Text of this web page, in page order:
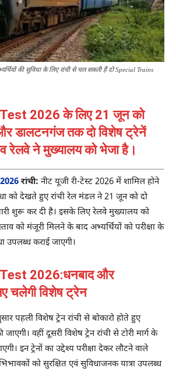
की सुविधा के लिए रांची से चल सकती हैं दो Special Trains
Test 2026 के लिए 21 जून को
डालटनगंज तक दो विशेष ट्रेनें
रेलवे ने मुख्यालय को भेजा है।
रांची: नीट यूजी री-टेस्ट 2026 में शामिल होने
को देखते हुए रांची रेल मंडल ने 21 जून को दो
शुरू कर दी है। इसके लिए रेलवे मुख्यालय को
को मंजूरी मिलने के बाद अभ्यर्थियों को परीक्षा के
उपलब्ध कराई जाएगी।
Test 2026:धनबाद और
चलेगी विशेष ट्रेन
पहली विशेष ट्रेन रांची से बोकारो होते हुए
वहीं दूसरी विशेष ट्रेन रांची से टोरी मार्ग के
इन ट्रेनों का उद्देश्य परीक्षा देकर लौटने वाले
को सुरक्षित एवं सुविधाजनक यात्रा उपलब्ध